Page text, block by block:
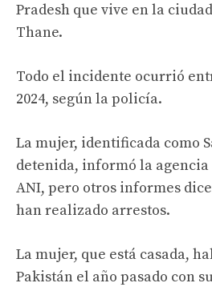
Pradesh que vive en la
Thane.
Todo el incidente ocurrió
2024, según la policía.
La mujer, identificada como
detenida, informó la
ANI, pero otros informes
han realizado arrestos.
La mujer, que está casada,
Pakistán el año pasado con